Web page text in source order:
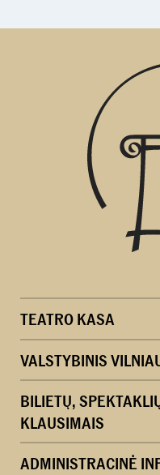
TEATRO KASA
VALSTYBINIS
BILIETŲ,
KLAUSIMAIS
ADMINISTRACINĖ